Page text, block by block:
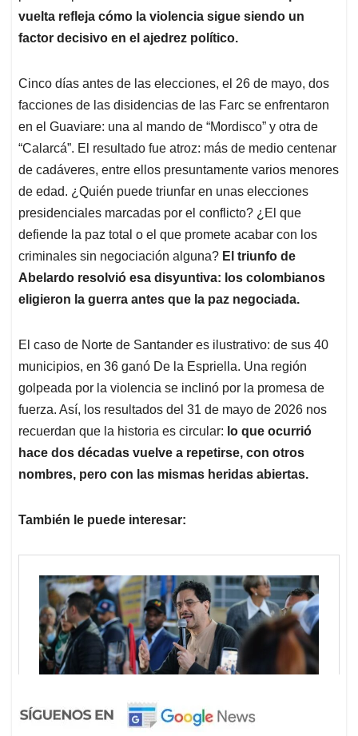
vuelta refleja cómo la violencia sigue siendo un
factor decisivo en el ajedrez político.
Cinco días antes de las elecciones, el 26 de mayo, dos
facciones de las disidencias de las Farc se enfrentaron
en el Guaviare: una al mando de “Mordisco” y otra de
“Calarcá”. El resultado fue atroz: más de medio centenar
de cadáveres, entre ellos presuntamente varios menores
de edad. ¿Quién puede triunfar en unas elecciones
presidenciales marcadas por el conflicto? ¿El que
defiende la paz total o el que promete acabar con los
criminales sin negociación alguna? El triunfo de
Abelardo resolvió esa disyuntiva: los colombianos
eligieron la guerra antes que la paz negociada.
El caso de Norte de Santander es ilustrativo: de sus 40
municipios, en 36 ganó De la Espriella. Una región
golpeada por la violencia se inclinó por la promesa de
fuerza. Así, los resultados del 31 de mayo de 2026 nos
recuerdan que la historia es circular: lo que ocurrió
hace dos décadas vuelve a repetirse, con otros
nombres, pero con las mismas heridas abiertas.
También le puede interesar: